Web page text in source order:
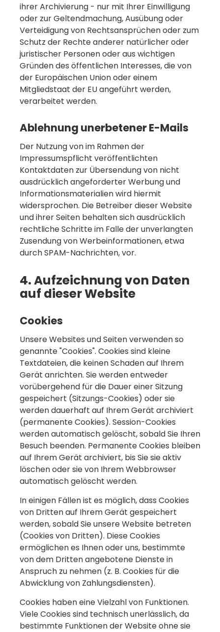
ihrer Archivierung - nur mit Ihrer Einwilligung
oder zur Geltendmachung, Ausübung oder
Verteidigung von Rechtsansprüchen oder zum
Schutz der Rechte anderer natürlicher oder
juristischer Personen oder aus wichtigen
Gründen des öffentlichen Interesses, die von
der Europäischen Union oder einem
Mitgliedstaat der EU angeführt werden,
verarbeitet werden.
Ablehnung unerbetener E-Mails
Der Nutzung von im Rahmen der
Impressumspflicht veröffentlichten
Kontaktdaten zur Übersendung von nicht
ausdrücklich angeforderter Werbung und
Informationsmaterialien wird hiermit
widersprochen. Die Betreiber dieser Website
und ihrer Seiten behalten sich ausdrücklich
rechtliche Schritte im Falle der unverlangten
Zusendung von Werbeinformationen, etwa
durch SPAM-Nachrichten, vor.
4. Aufzeichnung von Daten
auf dieser Website
Cookies
Unsere Websites und Seiten verwenden so
genannte "Cookies". Cookies sind kleine
Textdateien, die keinen Schaden auf Ihrem
Gerät anrichten. Sie werden entweder
vorübergehend für die Dauer einer Sitzung
gespeichert (Sitzungs-Cookies) oder sie
werden dauerhaft auf Ihrem Gerät archiviert
(permanente Cookies). Session-Cookies
werden automatisch gelöscht, sobald Sie Ihren
Besuch beenden. Permanente Cookies bleiben
auf Ihrem Gerät archiviert, bis Sie sie aktiv
löschen oder sie von Ihrem Webbrowser
automatisch gelöscht werden.
In einigen Fällen ist es möglich, dass Cookies
von Dritten auf Ihrem Gerät gespeichert
werden, sobald Sie unsere Website betreten
(Cookies von Dritten). Diese Cookies
ermöglichen es Ihnen oder uns, bestimmte
von dem Dritten angebotene Dienste in
Anspruch zu nehmen (z. B. Cookies für die
Abwicklung von Zahlungsdiensten).
Cookies haben eine Vielzahl von Funktionen.
Viele Cookies sind technisch unerlässlich, da
bestimmte Funktionen der Website ohne sie